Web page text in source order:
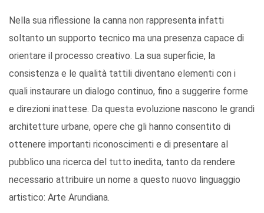
Nella sua riflessione la canna non rappresenta infatti
soltanto un supporto tecnico ma una presenza capace di
orientare il processo creativo. La sua superficie, la
consistenza e le qualità tattili diventano elementi con i
quali instaurare un dialogo continuo, fino a suggerire forme
e direzioni inattese. Da questa evoluzione nascono le grandi
architetture urbane, opere che gli hanno consentito di
ottenere importanti riconoscimenti e di presentare al
pubblico una ricerca del tutto inedita, tanto da rendere
necessario attribuire un nome a questo nuovo linguaggio
artistico: Arte Arundiana.